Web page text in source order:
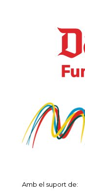
Amb el suport de: